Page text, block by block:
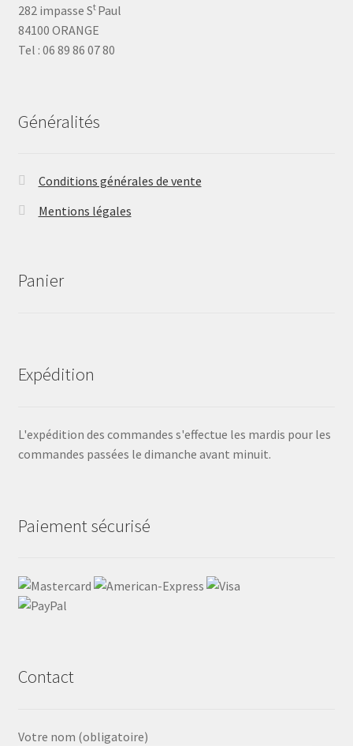
282 impasse St Paul
84100 ORANGE
Tel : 06 89 86 07 80
Généralités
Conditions générales de vente
Mentions légales
Panier
Expédition
L'expédition des commandes s'effectue les mardis pour les
commandes passées le dimanche avant minuit.
Paiement sécurisé
Contact
Votre nom (obligatoire)